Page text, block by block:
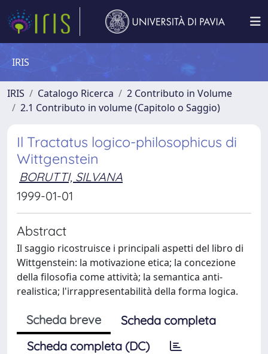
IRIS
IRIS Catalogo Ricerca
2 Contributo in Volume
2.1 Contributo in volume (Capitolo o Saggio)
Il Tractatus logico-philosophicus di
Wittgenstein
BORUTTI, SILVANA
1999-01-01
Abstract
Il saggio ricostruisce i principali aspetti del libro di
Wittgenstein: la motivazione etica; la concezione
della filosofia come attività; la semantica anti-
realistica; l'irrappresentabilità della forma logica.
Scheda breve
Scheda completa
Scheda completa (DC)